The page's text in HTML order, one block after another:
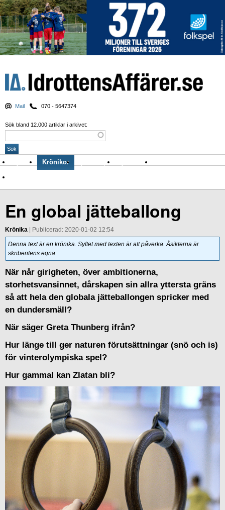
Mail 070 - 5647374
Sök bland 12.000 artiklar i arkivet:
Nyheter Krönikor Sport & spel Nyhetsbrev
En global jätteballong
Krönika | Publicerad: 2020-01-02 12:54
Denna text är en krönika. Syftet med texten är att påverka. Åsikterna är
skribentens egna.
När når girigheten, över ambitionerna,
storhetsvansinnet, dårskapen sin allra yttersta gräns
så att hela den globala jätteballongen spricker med
en dundersmäll?
När säger Greta Thunberg ifrån?
Hur länge till ger naturen förutsättningar (snö och is)
för vinterolympiska spel?
Hur gammal kan Zlatan bli?